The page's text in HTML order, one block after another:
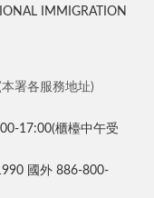
IMMIGRATION
本署各服務地址)
17:00(櫃檯中午受
國外 886-800-